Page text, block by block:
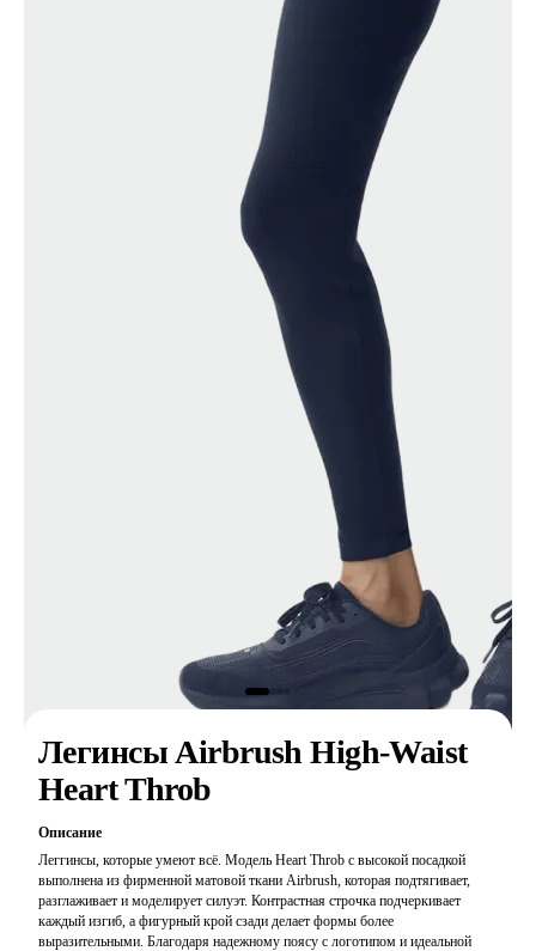
Легинсы Airbrush High-Waist
Heart Throb
Описание
Леггинсы, которые умеют всё. Модель Heart Throb с высокой посадкой
выполнена из фирменной матовой ткани Airbrush, которая подтягивает,
разглаживает и моделирует силуэт. Контрастная строчка подчеркивает
каждый изгиб, а фигурный крой сзади делает формы более
выразительными. Благодаря надежному поясу с логотипом и идеальной